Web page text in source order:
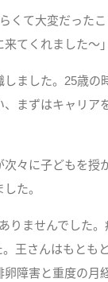
くて大変だった
てくれました〜」
ました。25歳の
まずはキャリア
々に子どもを授
た。
りませんでした。
王さんはもとも
障害と重度の月